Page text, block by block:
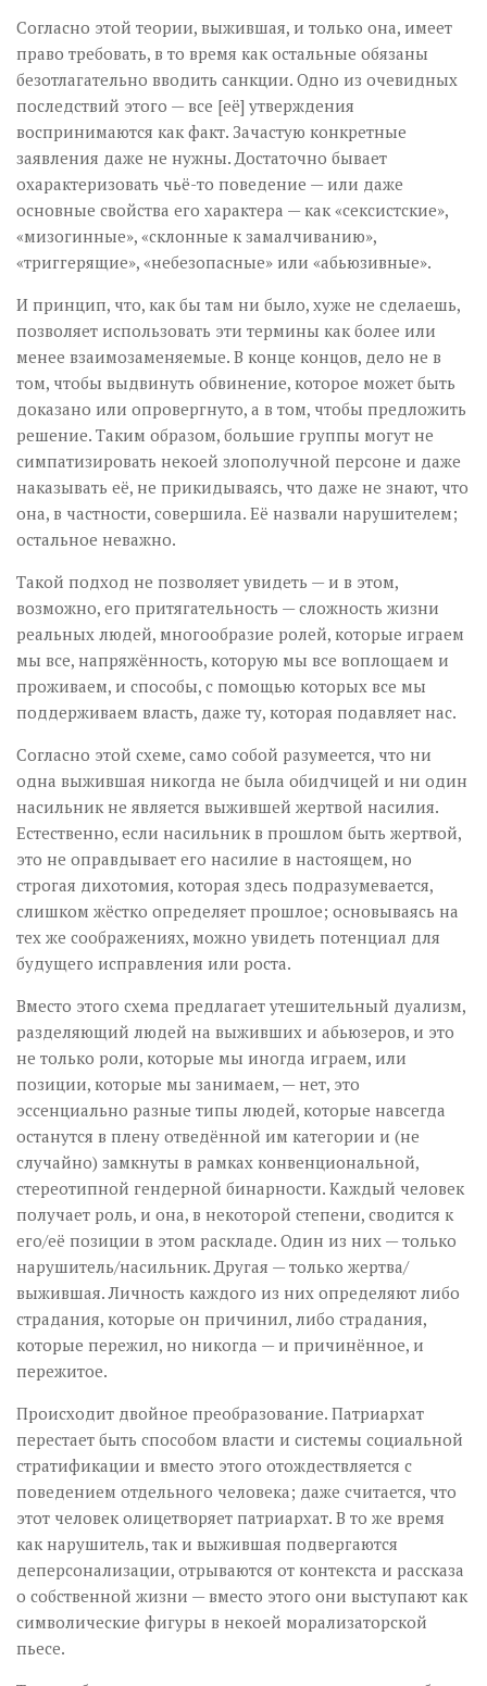
Согласно этой теории, выжившая, и только она, имеет
право требовать, в то время как остальные обязаны
безотлагательно вводить санкции. Одно из очевидных
последствий этого — все [её] утверждения
воспринимаются как факт. Зачастую конкретные
заявления даже не нужны. Достаточно бывает
охарактеризовать чьё-то поведение — или даже
основные свойства его характера — как «сексистские»,
«мизогинные», «склонные к замалчиванию»,
«триггерящие», «небезопасные» или «абьюзивные».
И принцип, что, как бы там ни было, хуже не сделаешь,
позволяет использовать эти термины как более или
менее взаимозаменяемые. В конце концов, дело не в
том, чтобы выдвинуть обвинение, которое может быть
доказано или опровергнуто, а в том, чтобы предложить
решение. Таким образом, большие группы могут не
симпатизировать некоей злополучной персоне и даже
наказывать её, не прикидываясь, что даже не знают, что
она, в частности, совершила. Её назвали нарушителем;
остальное неважно.
Такой подход не позволяет увидеть — и в этом,
возможно, его притягательность — сложность жизни
реальных людей, многообразие ролей, которые играем
мы все, напряжённость, которую мы все воплощаем и
проживаем, и способы, с помощью которых все мы
поддерживаем власть, даже ту, которая подавляет нас.
Согласно этой схеме, само собой разумеется, что ни
одна выжившая никогда не была обидчицей и ни один
насильник не является выжившей жертвой насилия.
Естественно, если насильник в прошлом быть жертвой,
это не оправдывает его насилие в настоящем, но
строгая дихотомия, которая здесь подразумевается,
слишком жёстко определяет прошлое; основываясь на
тех же соображениях, можно увидеть потенциал для
будущего исправления или роста.
Вместо этого схема предлагает утешительный дуализм,
разделяющий людей на выживших и абьюзеров, и это
не только роли, которые мы иногда играем, или
позиции, которые мы занимаем, — нет, это
эссенциально разные типы людей, которые навсегда
останутся в плену отведённой им категории и (не
случайно) замкнуты в рамках конвенциональной,
стереотипной гендерной бинарности. Каждый человек
получает роль, и она, в некоторой степени, сводится к
его/её позиции в этом раскладе. Один из них — только
нарушитель/насильник. Другая — только жертва/
выжившая. Личность каждого из них определяют либо
страдания, которые он причинил, либо страдания,
которые пережил, но никогда — и причинённое, и
пережитое.
Происходит двойное преобразование. Патриархат
перестает быть способом власти и системы социальной
стратификации и вместо этого отождествляется с
поведением отдельного человека; даже считается, что
этот человек олицетворяет патриархат. В то же время
как нарушитель, так и выжившая подвергаются
деперсонализации, отрываются от контекста и рассказа
о собственной жизни — вместо этого они выступают как
символические фигуры в некоей морализаторской
пьесе.